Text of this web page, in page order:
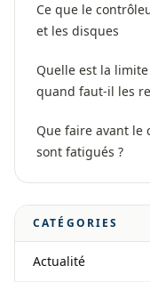
Ce que le
et les disques
Quelle est la
quand faut-il les
Que faire avant le
sont fatigués ?
CATÉGORIES
Actualité